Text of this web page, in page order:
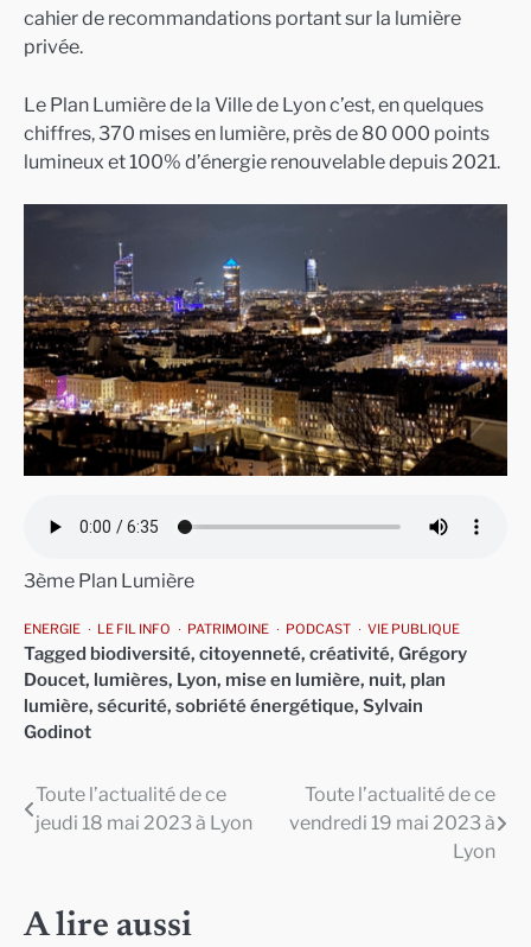
cahier de recommandations portant sur la lumière
privée.
Le Plan Lumière de la Ville de Lyon c’est, en quelques
chiffres, 370 mises en lumière, près de 80 000 points
lumineux et 100% d’énergie renouvelable depuis 2021.
3ème Plan Lumière
ENERGIE LE FIL INFO PATRIMOINE PODCAST VIE PUBLIQUE
Tagged biodiversité, citoyenneté, créativité, Grégory
Doucet, lumières, Lyon, mise en lumière, nuit, plan
lumière, sécurité, sobriété énergétique, Sylvain
Godinot
Navigation
Toute l’actualité de ce
jeudi 18 mai 2023 à Lyon
Toute l’actualité de ce
vendredi 19 mai 2023 à
Lyon
A lire aussi